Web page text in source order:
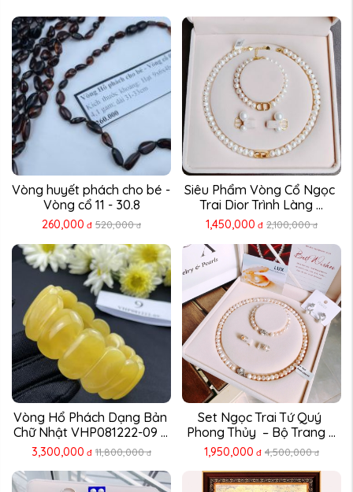
Vòng huyết phách cho bé -
Vòng cổ 11 - 30.8
260,000 đ 520,000 đ
Siêu Phẩm Vòng Cổ Ngọc
Trai Dior Trình Làng ...
1,450,000 đ 2,100,000 đ
Vòng Hổ Phách Dạng Bản
Chữ Nhật VHP081222-09 –
...
3,300,000 đ 11,800,000 đ
Set Ngọc Trai Tứ Quý
Phong Thủy  – Bộ Trang ...
1,950,000 đ 4,500,000 đ